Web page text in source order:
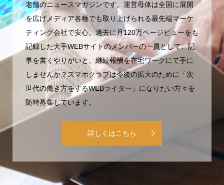
老舗のニュースマガジンです。運営母体は全国に展開
を広げメディア各種でも取り上げられる最先端マーケ
ティング会社で安心。過去に月120万ページビューをも
記録した大手WEBサイトのメンバーの一員として、記
事を書くやりがいと、継続報酬を在宅ワークにて手に
しませんか？スマホクラブは今後の拡大のために「次
世代の働き方をするWEBライター」になりたい方々を
随時募集しています。
詳しくはこちら